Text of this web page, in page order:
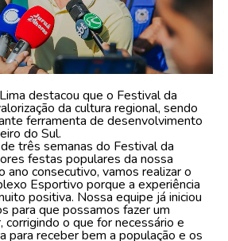
destacou que o Festival da
da cultura regional, sendo
ferramenta de desenvolvimento
do Sul.
três semanas do Festival da
festas populares da nossa
ano consecutivo, vamos realizar o
Esportivo porque a experiência
positiva. Nossa equipe já iniciou
para que possamos fazer um
corrigindo o que for necessário e
para receber bem a população e os